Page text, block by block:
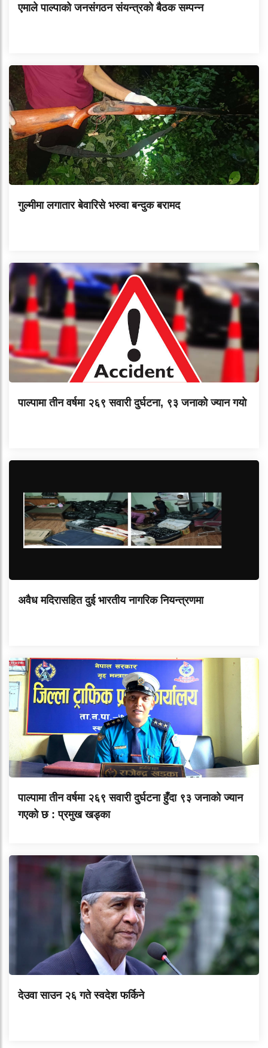
एमाले पाल्पाको जनसंगठन संयन्त्रको बैठक सम्पन्न
गुल्मीमा लगातार बेवारिसे भरुवा बन्दुक बरामद
पाल्पामा तीन वर्षमा २६९ सवारी दुर्घटना, ९३ जनाको ज्यान गयाे
अवैध मदिरासहित दुई भारतीय नागरिक नियन्त्रणमा
पाल्पामा तीन वर्षमा २६९ सवारी दुर्घटना हुँदा ९३ जनाको ज्यान
गएको छ : प्रमुख खड्का
देउवा साउन २६ गते स्वदेश फर्किने